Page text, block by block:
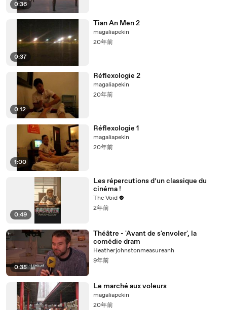
0:36
0:37
Tian An Men 2
magaliapekin
20年前
0:12
Réflexologie 2
magaliapekin
20年前
1:00
Réflexologie 1
magaliapekin
20年前
0:49
Les répercutions d’un classique du
cinéma !
The Void
2年前
0:35
Théâtre - 'Avant de s'envoler', la
comédie dram
Heatherjohnstonmeasureanh
9年前
Le marché aux voleurs
magaliapekin
20年前